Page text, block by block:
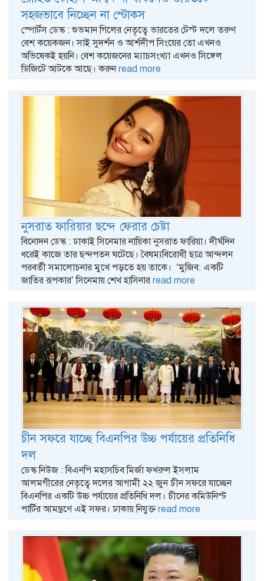
সহজভাবে নিচ্ছেন না স্টোকস
স্পোর্টস ডেস্ক : শুভমান গিলের নেতৃত্বে ভারতের টেস্ট দলে তরুণ
বেশ কয়েকজন। সাই সুদর্শন ও আর্শদীপ সিংয়ের তো এখনও
অভিষেকই হয়নি। বেশ কয়েজনের ম্যাচসংখ্যা এখনও সিঙ্গেল
ডিজিটে আটকে আছে। করুনread more
নুসরাত ফারিয়ার ছন্দে ফেরার চেষ্টা
বিনোদন ডেস্ক : ঢাকাই সিনেমার নায়িকা নুসরাত ফারিয়া। দীর্ঘদিন
ধরেই কাজে তার ছন্দপতন ঘটেছে। বৈষম্যবিরোধী ছাত্র আন্দলন
পরবর্তী সমালোচনার মুখে পড়তে হয় তাকে। ‘মুজিব: একটি
জাতির রূপকার’ সিনেমায় শেখ হাসিনার read more
চীন সফরে যাচ্ছে বিএনপির উচ্চ পর্যায়ের প্রতিনিধি
দল
ডেস্ক নিউজ : বিএনপি মহাসচিব মির্জা ফখরুল ইসলাম
আলমগীরের নেতৃত্বে দলের আগামী ২২ জুন চীন সফরে যাচ্ছেন
বিএনপির একটি উচ্চ পর্যায়ের প্রতিনিধি দল। চীনের কমিউনিস্ট
পার্টির আমন্ত্রণে এই সফর। ঢাকায় নিযুক্তread more